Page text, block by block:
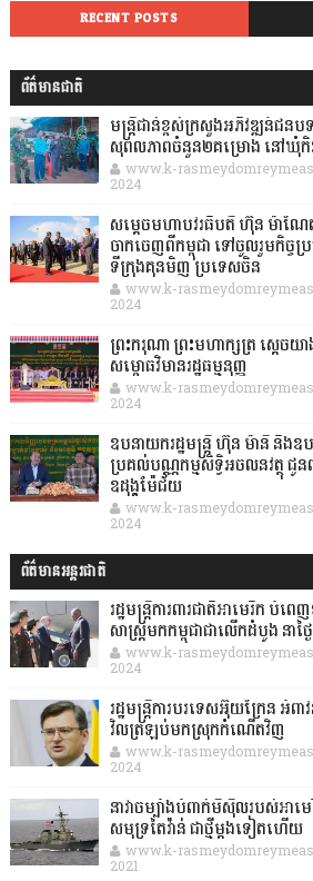
RECENT POSTS
ព័ត៌មានជាតិ
មន្ត្រីជាន់ខ្ពស់ក្រសួងអភិវឌ្ឍន៍ជនប
សុពលភាពចំនួន២គម្រោង នៅឃុំកិះ
www.k-
2024
សម្តេចមហាបវរធិបតី ហ៊ុន ម៉ាណ
ចាកចេញពីកម្ពុជា ទៅចូលរួមកិច្ច
ទីក្រុងគុនមិញ ប្រទេសចិន
www.k-
2024
ព្រះករុណា ព្រះមហាក្សត្រ ស្តេចយា
សម្ពោធវិមានរដ្ឋធម្មនុញ្ញ
www.k-
2024
ឧបនាយករដ្ឋមន្ដ្រី ហ៊ុន ម៉ានី និងឧ
ប្រគល់បណ្ណកម្មសិទ្ធិអចលនវត្ថុ ជូ
ឧដុង្គម៉ែជ័យ
www.k-
2024
ព័ត៌មានអន្តរជាតិ
រដ្ឋមន្រ្តីការពារជាតិអាមេរិក បំពេ
សាស្រ្តមកកម្ពុជាជាលើកដំបូង នាថ្ង
www.k-
2024
រដ្ឋមន្ត្រីការបរទេសអ៊ុយក្រែន អំព
វិលត្រឡប់មកស្រុកកំណើតវិញ
www.k-
2024
នាវាចម្បាំងបំពាក់មីស៊ីលរបស់អាម
សមុទ្រតៃវ៉ាន់ ជាថ្មីម្តងទៀតហើយ
www.k-
2021